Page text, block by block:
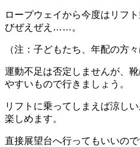
ロープウェイから今度はリフ
びぜえぜえ……。
（注：子どもたち、年配の方
運動不足は否定しませんが、
やすいもので行きましょう。
リフトに乗ってしまえば涼し
楽しめます。
直接展望台へ行ってもいいの